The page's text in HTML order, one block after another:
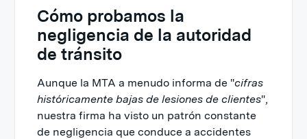
Cómo probamos la
negligencia de la autoridad
de tránsito
Aunque la MTA a menudo informa de "cifras
históricamente bajas de lesiones de clientes",
nuestra firma ha visto un patrón constante
de negligencia que conduce a accidentes